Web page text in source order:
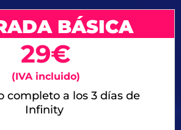
BÁSICA
29€
(IVA incluido)
completo a los 3 días de
Infinity